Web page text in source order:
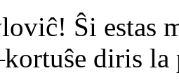
Ŝi estas
diris la